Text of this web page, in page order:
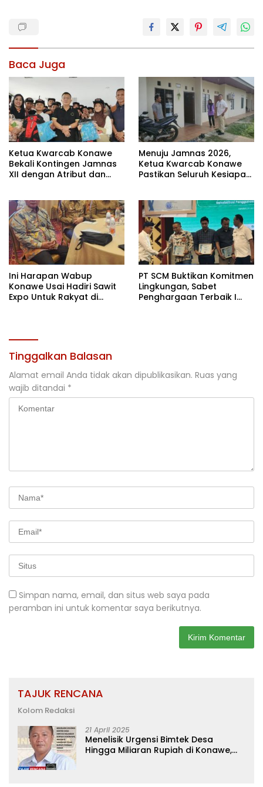
Baca Juga
Ketua Kwarcab Konawe
Bekali Kontingen Jamnas
XII dengan Atribut dan
Menuju Jamnas 2026,
Ketua Kwarcab Konawe
Pastikan Seluruh Kesiapan
Ini Harapan Wabup
Konawe Usai Hadiri Sawit
Expo Untuk Rakyat di
PT SCM Buktikan Komitmen
Lingkungan, Sabet
Penghargaan Terbaik I
Tinggalkan Balasan
Alamat email Anda tidak akan dipublikasikan. Ruas yang
wajib ditandai *
Simpan nama, email, dan situs web saya pada
peramban ini untuk komentar saya berikutnya.
TAJUK RENCANA
Kolom Redaksi
21 April 2025
Menelisik Urgensi Bimtek Desa
Hingga Miliaran Rupiah di Konawe,